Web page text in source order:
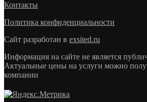
Контакты
Политика конфиденциальности
Сайт разработан в exsited.ru
Информация на сайте не является
Актуальные цены на услуги можно
компании